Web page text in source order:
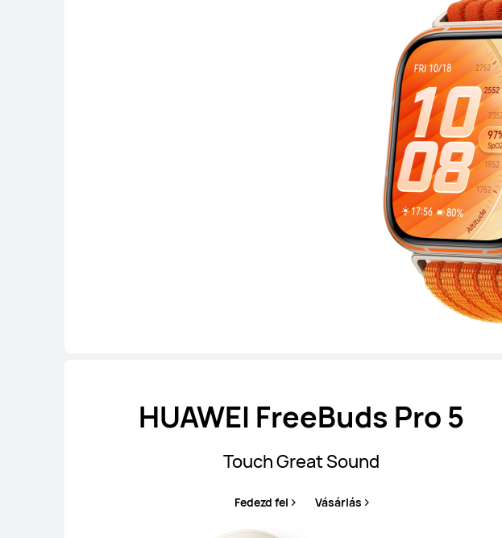
HUAWEI FreeBuds Pro 5
Touch Great Sound
Fedezd fel Vásárlás